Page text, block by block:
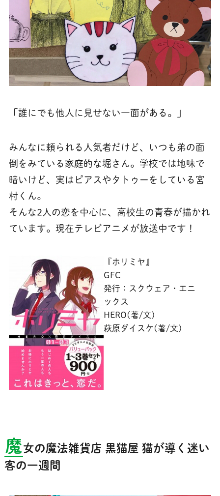
「誰にでも他人に見せない一面がある。」
みんなに頼られる人気者だけど、いつも弟の面
倒をみている家庭的な堀さん。学校では地味で
暗いけど、実はピアスやタトゥーをしている宮
村くん。
そんな2人の恋を中心に、高校生の青春が描かれ
ています。現在テレビアニメが放送中です！
『ホリミヤ』
GFC
発行：スクウェア・エニ
ックス
HERO(著/文)
萩原ダイスケ(著/文)
魔女の魔法雑貨店 黒猫屋 猫が導く迷い
客の一週間